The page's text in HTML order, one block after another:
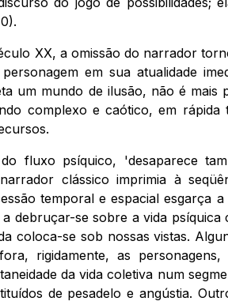
XX, a omissão do narrador
em sua atualidade
um mundo de ilusão, não é mais
complexo e caótico, em
fluxo psíquico, 'desaparece
clássico imprimia à
temporal e espacial esgarça
debruçar-se sobre a vida
coloca-se sob nossas vistas.
rigidamente, as
da vida coletiva num
de pesadelo e angústia.